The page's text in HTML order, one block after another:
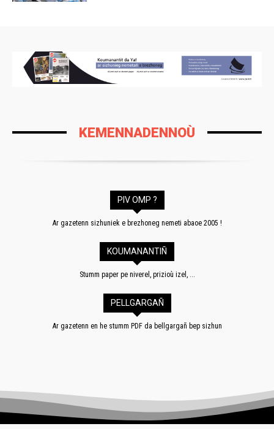
KEMENNADENNOÙ
PIV OMP ?
Ar gazetenn sizhuniek e brezhoneg nemeti abaoe 2005 !
KOUMANANTIÑ
Stumm paper pe niverel, prizioù izel, ...
PELLGARGAÑ
Ar gazetenn en he stumm PDF da bellgargañ bep sizhun